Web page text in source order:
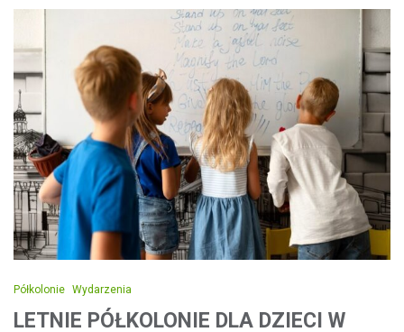
Półkolonie Wydarzenia
LETNIE PÓŁKOLONIE DLA DZIECI W